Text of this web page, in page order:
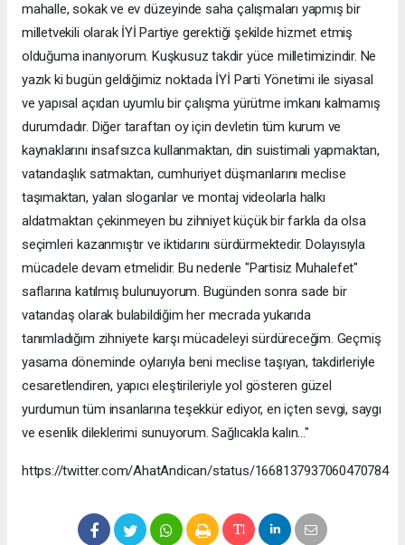
mahalle, sokak ve ev düzeyinde saha çalışmaları yapmış bir
milletvekili olarak İYİ Partiye gerektiği şekilde hizmet etmiş
olduğuma inanıyorum. Kuşkusuz takdir yüce milletimizindir. Ne
yazık ki bugün geldiğimiz noktada İYİ Parti Yönetimi ile siyasal
ve yapısal açıdan uyumlu bir çalışma yürütme imkanı kalmamış
durumdadır. Diğer taraftan oy için devletin tüm kurum ve
kaynaklarını insafsızca kullanmaktan, din suistimali yapmaktan,
vatandaşlık satmaktan, cumhuriyet düşmanlarını meclise
taşımaktan, yalan sloganlar ve montaj videolarla halkı
aldatmaktan çekinmeyen bu zihniyet küçük bir farkla da olsa
seçimleri kazanmıştır ve iktidarını sürdürmektedir. Dolayısıyla
mücadele devam etmelidir. Bu nedenle "Partisiz Muhalefet"
saflarına katılmış bulunuyorum. Bugünden sonra sade bir
vatandaş olarak bulabildiğim her mecrada yukarıda
tanımladığım zihniyete karşı mücadeleyi sürdüreceğim. Geçmiş
yasama döneminde oylarıyla beni meclise taşıyan, takdirleriyle
cesaretlendiren, yapıcı eleştirileriyle yol gösteren güzel
yurdumun tüm insanlarına teşekkür ediyor, en içten sevgi, saygı
ve esenlik dileklerimi sunuyorum. Sağlıcakla kalın..."
https://twitter.com/AhatAndican/status/1668137937060470784